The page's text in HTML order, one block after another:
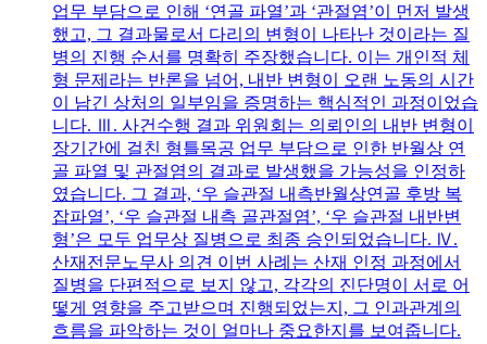
업무 부담으로 인해 ‘연골 파열’과 ‘관절염’이 먼저 발생
했고, 그 결과물로서 다리의 변형이 나타난 것이라는 질
병의 진행 순서를 명확히 주장했습니다. 이는 개인적 체
형 문제라는 반론을 넘어, 내반 변형이 오랜 노동의 시간
이 남긴 상처의 일부임을 증명하는 핵심적인 과정이었습
니다. Ⅲ. 사건수행 결과 위원회는 의뢰인의 내반 변형이
장기간에 걸친 형틀목공 업무 부담으로 인한 반월상 연
골 파열 및 관절염의 결과로 발생했을 가능성을 인정하
였습니다. 그 결과, ‘우 슬관절 내측반월상연골 후방 복
잡파열’, ‘우 슬관절 내측 골관절염’, ‘우 슬관절 내반변
형’은 모두 업무상 질병으로 최종 승인되었습니다. Ⅳ.
산재전문노무사 의견 이번 사례는 산재 인정 과정에서
질병을 단편적으로 보지 않고, 각각의 진단명이 서로 어
떻게 영향을 주고받으며 진행되었는지, 그 인과관계의
흐름을 파악하는 것이 얼마나 중요한지를 보여줍니다.